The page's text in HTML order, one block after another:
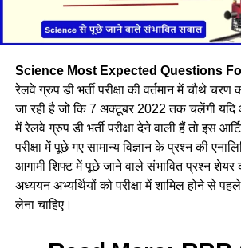
Science Most Expected Questions
रेलवे ग्रुप डी भर्ती परीक्षा की वर्तमान में चौथे चरण
जा रही है जो कि 7 अक्टूबर 2022 तक चलेंगी यदि
में रेलवे ग्रुप डी भर्ती परीक्षा देने वाली हैं तो इस
परीक्षा में पूछे गए सामान्य विज्ञान के प्रश्न की
आगामी शिफ्ट में पूछे जाने वाले संभावित प्रश्न शेयर
अध्ययन अभ्यर्थियों को परीक्षा में शामिल होने से
लेना चाहिए।